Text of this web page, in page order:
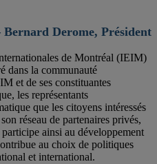
Derome, Président
de Montréal (IEIM)
dans la communauté
et de ses constituantes
les représentants
que les citoyens intéressés
réseau de partenaires privés,
ainsi au développement
au choix de politiques
et international.